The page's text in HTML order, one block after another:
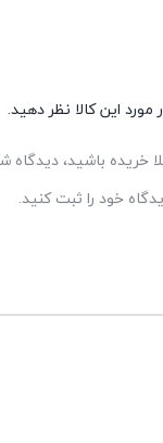
این کالا نظر دهید.
خریده باشید،
خود را ثبت کنید.